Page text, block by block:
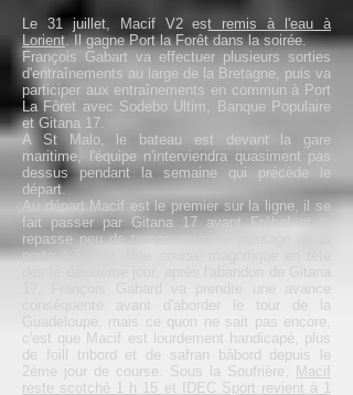
Le 31 juillet, Macif V2 est remis à l'eau à
Lorient. Il gagne Port la Forêt dans la soirée.
François Gabart va effectuer plusieurs sorties
d'entraînements au large de la Bretagne, puis va
participer aux entraînements en commun à Port
La Fôret avec Sodebo Ultim, Banque Populaire
et Gitana 17.
A St Malo, le bateau est devant la gare
maritime, l'équipe n'interviendra quasiment pas
dessus pendant la semaine qui précède le
départ.
Au départ Macif est le premier sur la ligne, il se
fait passer par Gitana 17 avant Fréhel et le
repasse peu de temps après le passage de la
porte à Fréhel. Une course magnifique en tête
17, François Gabard va prendre une avance
conséquente avant d'aborder le tour de la
Guadeloupe, mais ce quon ne sait pas encore,
c'est que Macif est lourdement handicapé, plus
de foill tribord et de safran bâbord depuis le
2ème jour de course. Sous la Soufrière,
Macif
reste scotché 1 h 15 et IDEC Sport revient à 1